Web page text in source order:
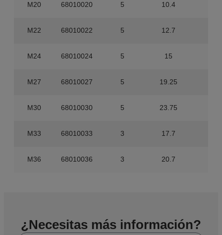
M20 68010020 5 10.4
M22 68010022 5 12.7
M24 68010024 5 15
M27 68010027 5 19.25
M30 68010030 5 23.75
M33 68010033 3 17.7
M36 68010036 3 20.7
¿Necesitas más información?